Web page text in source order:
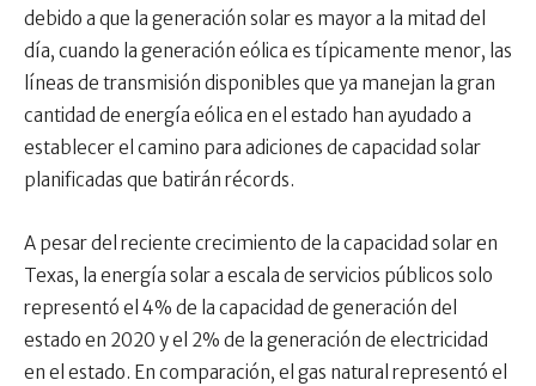
debido a que la generación solar es mayor a la mitad del
día, cuando la generación eólica es típicamente menor, las
líneas de transmisión disponibles que ya manejan la gran
cantidad de energía eólica en el estado han ayudado a
establecer el camino para adiciones de capacidad solar
planificadas que batirán récords.
A pesar del reciente crecimiento de la capacidad solar en
Texas, la energía solar a escala de servicios públicos solo
representó el 4% de la capacidad de generación del
estado en 2020 y el 2% de la generación de electricidad
en el estado. En comparación, el gas natural representó el